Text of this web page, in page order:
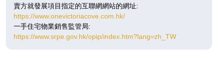
A
642呎
B
2房
2房
賣方就發展項目指定的互聯網網站的網址:
https://www.onevictoriacove.com.hk/
一手住宅物業銷售監管局:
https://www.srpe.gov.hk/opip/index.htm?lang=zh_TW